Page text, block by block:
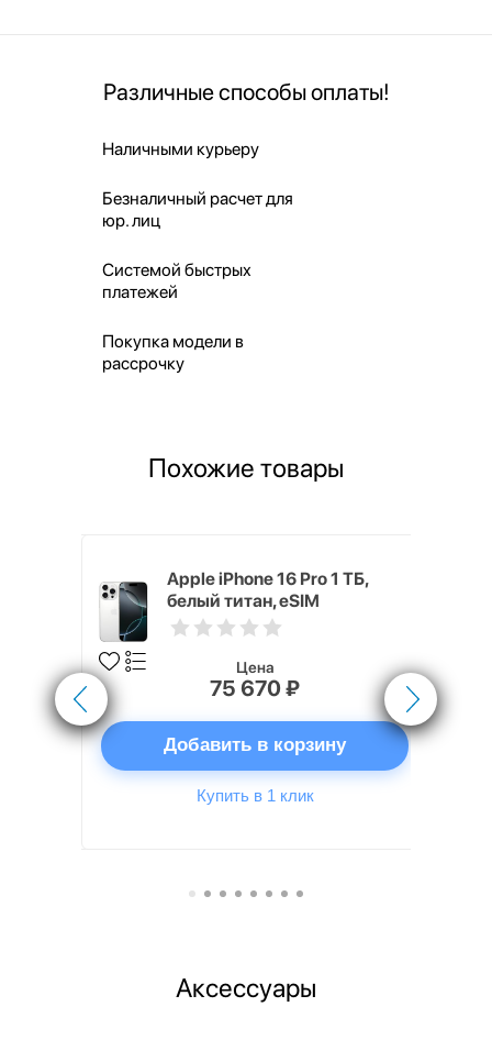
Различные способы оплаты!
Наличными курьеру
Безналичный расчет для
юр. лиц
Системой быстрых
платежей
Покупка модели в
рассрочку
Похожие товары
Apple iPhone 16 Pro 1 ТБ,
белый титан, eSIM
Цена
75 670 ₽
Добавить в корзину
Купить в 1 клик
Аксессуары